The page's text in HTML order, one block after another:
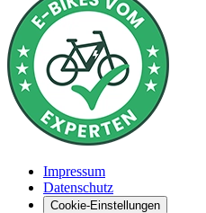
Impressum
Datenschutz
Cookie-Einstellungen